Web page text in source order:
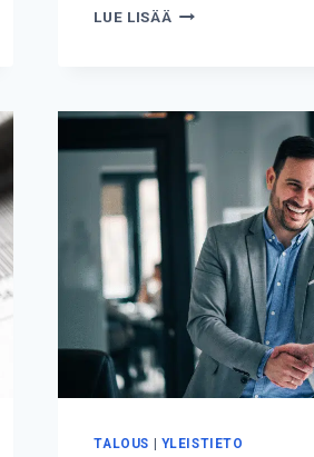
LUE LISÄÄ KUINKA
TALOUS YLEISTIETO